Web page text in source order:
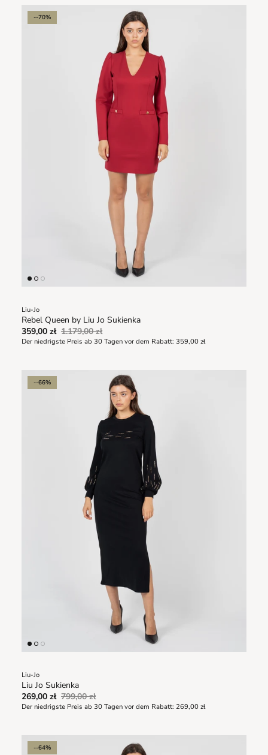
--70%
Liu-Jo
Rebel Queen by Liu Jo Sukienka
359,00 zł 1.179,00 zł
Der niedrigste Preis ab 30 Tagen vor dem Rabatt: 359,00 zł
--66%
Liu-Jo
Liu Jo Sukienka
269,00 zł 799,00 zł
Der niedrigste Preis ab 30 Tagen vor dem Rabatt: 269,00 zł
--64%